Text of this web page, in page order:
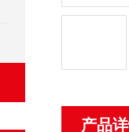
产品